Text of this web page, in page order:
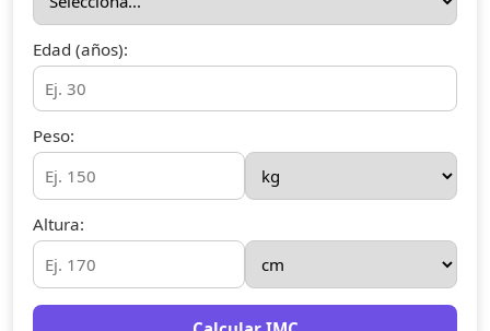
Edad (años):
Peso:
Altura: